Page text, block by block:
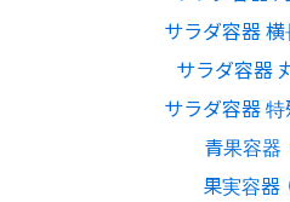
サラダ容器 横
サラダ容器 丸
サラダ容器 特
青果容器
果実容器